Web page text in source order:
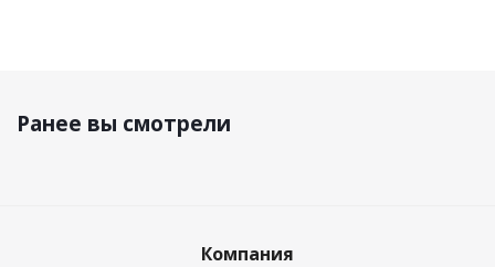
Ранее вы смотрели
Компания